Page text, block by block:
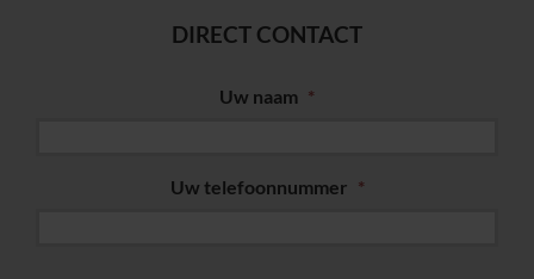
DIRECT CONTACT
Uw naam *
Uw telefoonnummer *